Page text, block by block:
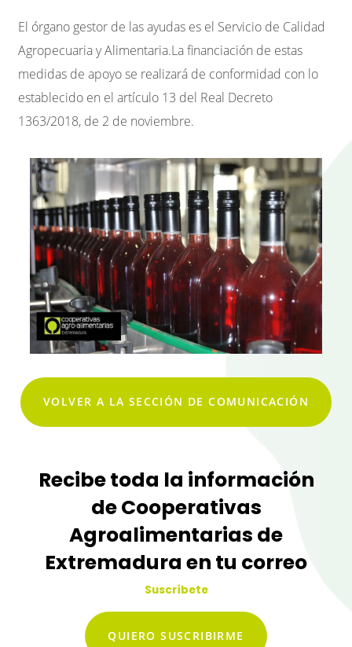
El órgano gestor de las ayudas es el Servicio de Calidad
Agropecuaria y Alimentaria.La financiación de estas
medidas de apoyo se realizará de conformidad con lo
establecido en el artículo 13 del Real Decreto
1363/2018, de 2 de noviembre.
VOLVER A LA SECCIÓN DE COMUNICACIÓN
Recibe toda la información
de Cooperativas
Agroalimentarias de
Extremadura en tu correo
Suscríbete
QUIERO SUSCRIBIRME